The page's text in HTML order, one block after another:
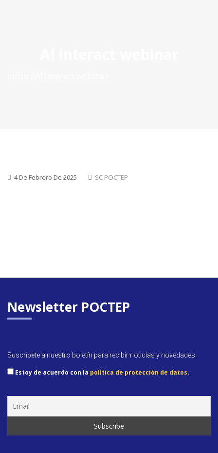
4 De Febrero De 2025 SC POCTEP
Newsletter POCTEP
Suscríbete a nuestro boletín para recibir noticias y novedades.
Estoy de acuerdo con la política de protección de datos.